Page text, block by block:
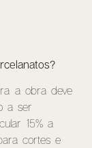
a obra deve
a ser
15% a
cortes e